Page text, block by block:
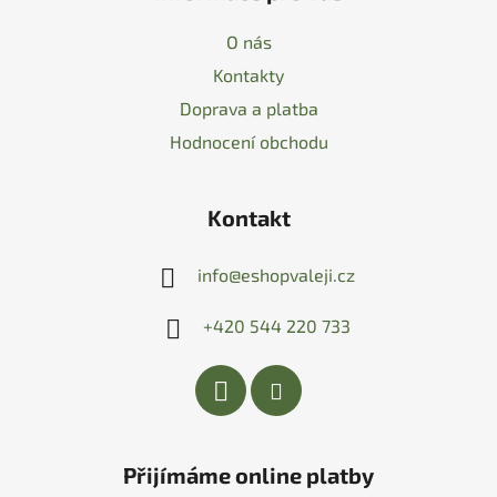
O nás
Kontakty
Doprava a platba
Hodnocení obchodu
Kontakt
info@eshopvaleji.cz
+420 544 220 733
Přijímáme online platby